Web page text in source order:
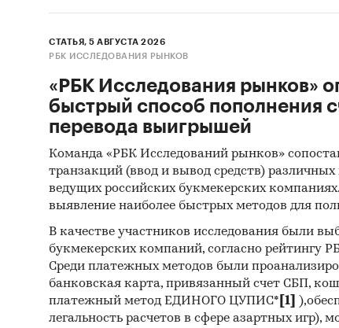
СТАТЬЯ, 5 АВГУСТА 2026
РБК ИССЛЕДОВАНИЯ РЫНКОВ
«РБК Исследования рынков»
быстрый способ пополнения
перевода выигрышей
Команда «РБК Исследований рынков»
транзакций (ввод и вывод средств)
ведущих российских букмекерских
выявление наиболее быстрых методов для
В качестве участников исследования были
букмекерских компаний, согласно рейтингу
Среди платежных методов были
банковская карта, привязанный счет СБП,
платежный метод ЕДИНОГО ЦУПИС* [1]
легальность расчетов в сфере азартных игр),